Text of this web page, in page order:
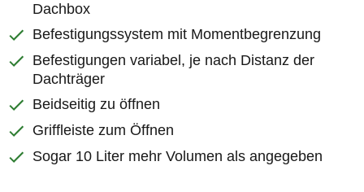
Dachbox
Befestigungssystem mit Momentbegrenzung
Befestigungen variabel, je nach Distanz der
Dachträger
Beidseitig zu öffnen
Griffleiste zum Öffnen
Sogar 10 Liter mehr Volumen als angegeben